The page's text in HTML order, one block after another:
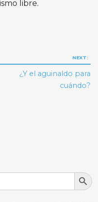
libre.
NEXT:
¿Y el aguinaldo para
cuándo?
Search